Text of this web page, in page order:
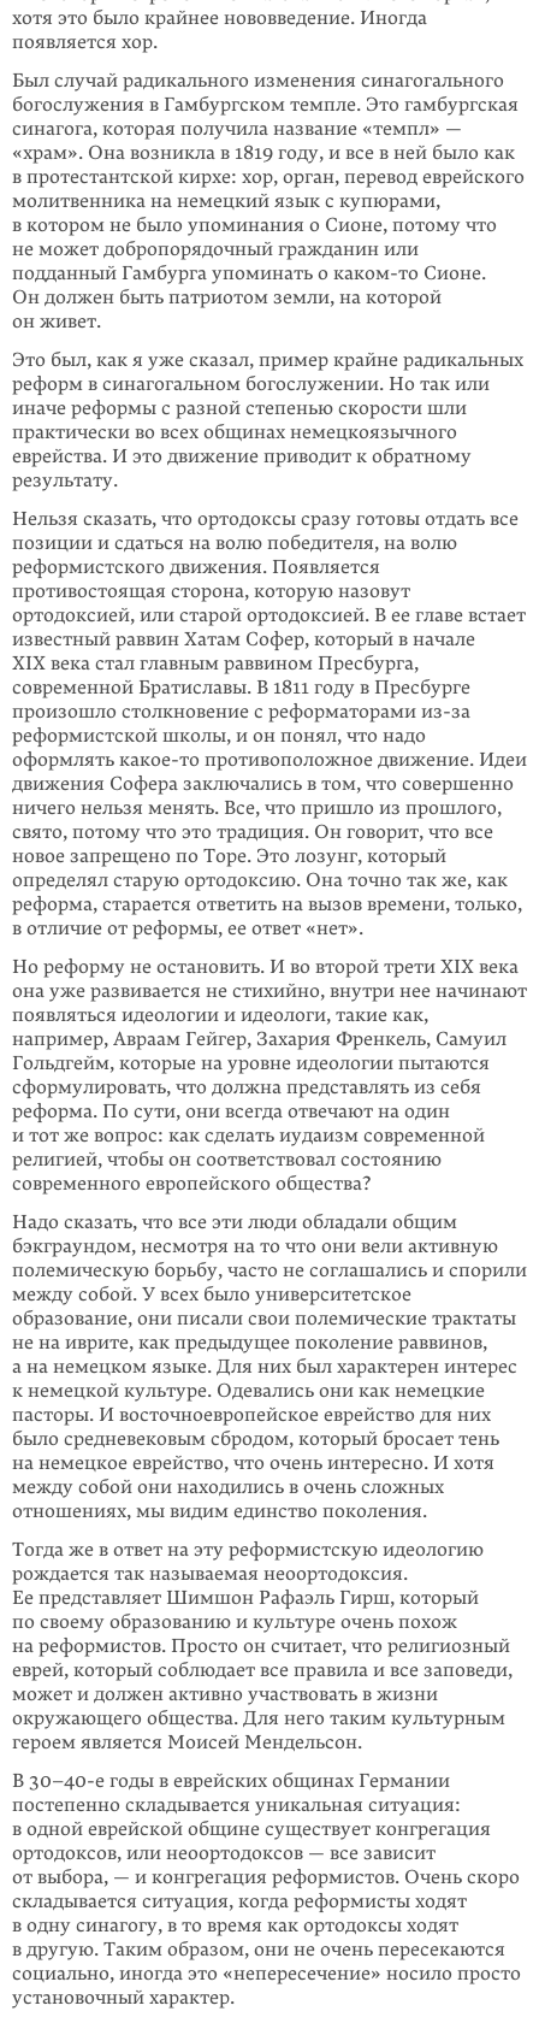
хотя это было крайнее нововведение. Иногда
появляется хор.
Был случай радикального изменения синагогального
богослужения в Гамбургском темпле. Это гамбургская
синагога, которая получила название «темпл» —
«храм». Она возникла в 1819 году, и все в ней было как
в протестантской кирхе: хор, орган, перевод еврейского
молитвенника на немецкий язык с купюрами,
в котором не было упоминания о Сионе, потому что
не может добропорядочный гражданин или
подданный Гамбурга упоминать о каком-то Сионе.
Он должен быть патриотом земли, на которой
он живет.
Это был, как я уже сказал, пример крайне радикальных
реформ в синагогальном богослужении. Но так или
иначе реформы с разной степенью скорости шли
практически во всех общинах немецкоязычного
еврейства. И это движение приводит к обратному
результату.
Нельзя сказать, что ортодоксы сразу готовы отдать все
позиции и сдаться на волю победителя, на волю
реформистского движения. Появляется
противостоящая сторона, которую назовут
ортодоксией, или старой ортодоксией. В ее главе встает
известный раввин Хатам Софер, который в начале
XIX века стал главным раввином Пресбурга,
современной Братиславы. В 1811 году в Пресбурге
произошло столкновение с реформаторами из-за
реформистской школы, и он понял, что надо
оформлять какое-то противоположное движение. Идеи
движения Софера заключались в том, что совершенно
ничего нельзя менять. Все, что пришло из прошлого,
свято, потому что это традиция. Он говорит, что все
новое запрещено по Торе. Это лозунг, который
определял старую ортодоксию. Она точно так же, как
реформа, старается ответить на вызов времени, только,
в отличие от реформы, ее ответ «нет».
Но реформу не остановить. И во второй трети XIX века
она уже развивается не стихийно, внутри нее начинают
появляться идеологии и идеологи, такие как,
например, Авраам Гейгер, Захария Френкель, Самуил
Гольдгейм, которые на уровне идеологии пытаются
сформулировать, что должна представлять из себя
реформа. По сути, они всегда отвечают на один
и тот же вопрос: как сделать иудаизм современной
религией, чтобы он соответствовал состоянию
современного европейского общества?
Надо сказать, что все эти люди обладали общим
бэкграундом, несмотря на то что они вели активную
полемическую борьбу, часто не соглашались и спорили
между собой. У всех было университетское
образование, они писали свои полемические трактаты
не на иврите, как предыдущее поколение раввинов,
а на немецком языке. Для них был характерен интерес
к немецкой культуре. Одевались они как немецкие
пасторы. И восточноевропейское еврейство для них
было средневековым сбродом, который бросает тень
на немецкое еврейство, что очень интересно. И хотя
между собой они находились в очень сложных
отношениях, мы видим единство поколения.
Тогда же в ответ на эту реформистскую идеологию
рождается так называемая неоортодоксия.
Ее представляет Шимшон Рафаэль Гирш, который
по своему образованию и культуре очень похож
на реформистов. Просто он считает, что религиозный
еврей, который соблюдает все правила и все заповеди,
может и должен активно участвовать в жизни
окружающего общества. Для него таким культурным
героем является Моисей Мендельсон.
В 30–40-е годы в еврейских общинах Германии
постепенно складывается уникальная ситуация:
в одной еврейской общине существует конгрегация
ортодоксов, или неоортодоксов — все зависит
от выбора, — и конгрегация реформистов. Очень скоро
складывается ситуация, когда реформисты ходят
в одну синагогу, в то время как ортодоксы ходят
в другую. Таким образом, они не очень пересекаются
социально, иногда это «непересечение» носило просто
установочный характер.